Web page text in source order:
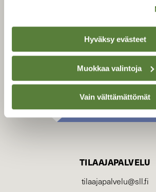
Hyväksy evästeet
Muokkaa valintoja
Vain välttämättömät
Suomen
TILAAJAPALVELU
tilaajapalvelu@sll.fi